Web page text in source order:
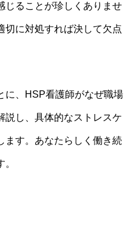
じることが珍しくありませ
切に対処すれば決して欠点
に、HSP看護師がなぜ職場
説し、具体的なストレスケ
ます。あなたらしく働き続